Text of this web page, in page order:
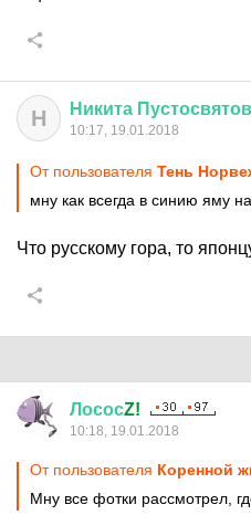
Н Никита Пустосвятов
10:17, 19.01.2018
От пользователя Тень
мну как всегда в синию яму
Что русскому гора, то
ЛососZ!
10:18, 19.01.2018
От пользователя Коренной
Мну все фотки рассмотрел,